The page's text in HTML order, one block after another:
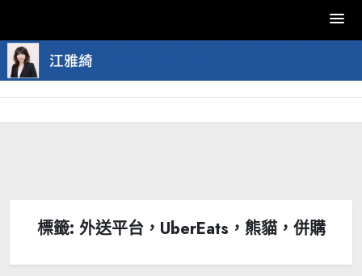
Skip
to
content
標籤: 外送平台，UberEats，熊貓，併購